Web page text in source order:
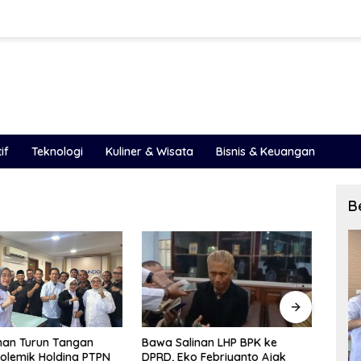
Teknologi Kuliner & Wisata Bisnis & Keuangan
LHP BPK ke
Febriyanto Ajak
LHP BPK 2025 Ungkap Celah
Besar Pengelolaan Keuangan